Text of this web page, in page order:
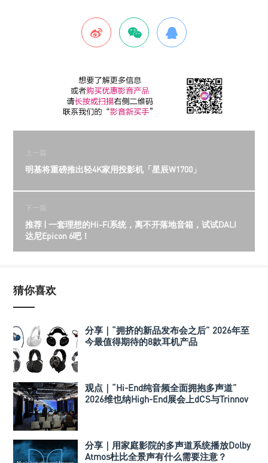
上一篇
明基将重磅推出轻4K家用投影机「星辰W1700」
下一篇
推荐 | 一套理想的Hi-Fi系统，离不开落地音箱，试试DALI
达尼Epicon 6吧！
猜你喜欢
分享｜“拥挤的新品发布会之后” 2026年至
今最值得期待的8款耳机产品
观点｜“Hi-End纯音频全面拥抱多声道”
2026维也纳High-End展会上dCS与Trinnov
分享｜用家庭影院的多声道系统播放Dolby
Atmos杜比全景声有什么需要注意？